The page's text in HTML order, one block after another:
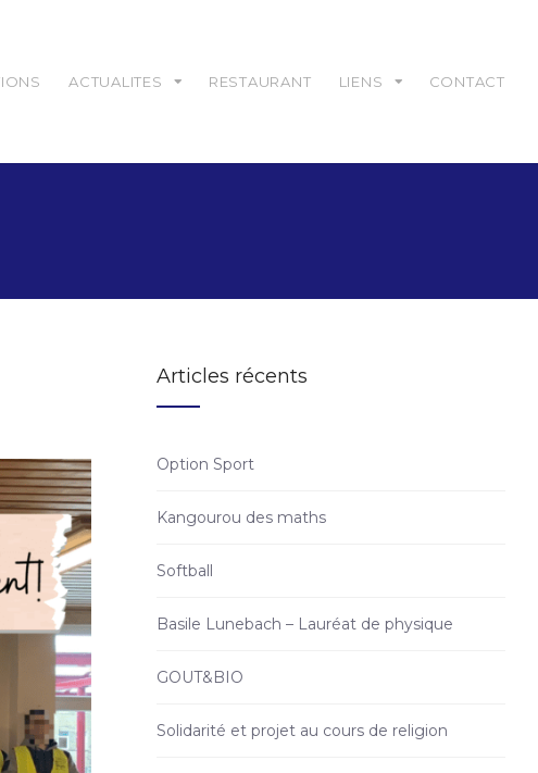
ACTUALITES RESTAURANT LIENS CONTACT
Articles récents
Option Sport
Kangourou des maths
Softball
Basile Lunebach – Lauréat de physique
GOUT&BIO
Solidarité et projet au cours de religion